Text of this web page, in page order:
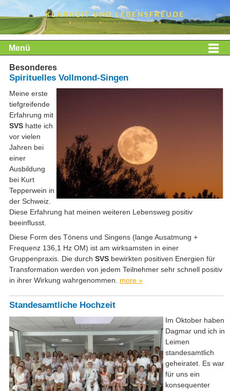
Menü
Besonderes
Spirituelles Vollmond-Singen
Meine erste
tiefgreifende
Erfahrung mit
SVShatte ich
vor vielen
Jahren bei
einer
Ausbildung
bei Kurt
Tepperwein in
der Schweiz.
Diese Erfahrung hat meinen weiteren Lebensweg positiv
beeinflusst.
Diese Form des Tönens und Singens (lange Ausatmung +
Frequenz 136,1 Hz OM) ist am wirksamsten in einer
Gruppenpraxis. Die durch SVSbewirkten positiven Energien für
Transformation werden von jedem Teilnehmer sehr schnell positiv
in ihrer Wirkung wahrgenommen. more »
Standesamtliche Hochzeit
Im Oktober haben
Dagmar und ich in
Leimen
standesamtlich
geheiratet. Es war
für uns ein
konsequenter